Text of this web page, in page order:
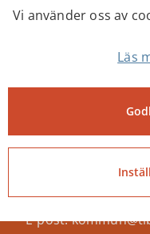
Senast ändrad:
Centrumgatan 17
Telefon: 0504-180
E-post:
Vi använder oss av
Läs